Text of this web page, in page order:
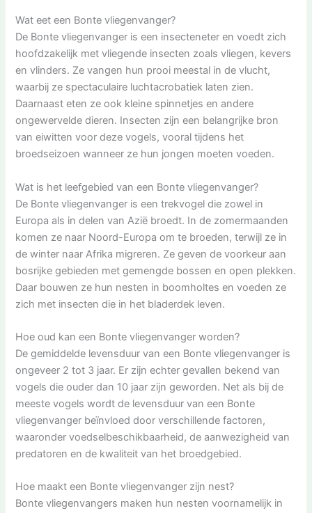
Wat eet een Bonte vliegenvanger?
De Bonte vliegenvanger is een insecteneter en voedt zich
hoofdzakelijk met vliegende insecten zoals vliegen, kevers
en vlinders. Ze vangen hun prooi meestal in de vlucht,
waarbij ze spectaculaire luchtacrobatiek laten zien.
Daarnaast eten ze ook kleine spinnetjes en andere
ongewervelde dieren. Insecten zijn een belangrijke bron
van eiwitten voor deze vogels, vooral tijdens het
broedseizoen wanneer ze hun jongen moeten voeden.
Wat is het leefgebied van een Bonte vliegenvanger?
De Bonte vliegenvanger is een trekvogel die zowel in
Europa als in delen van Azië broedt. In de zomermaanden
komen ze naar Noord-Europa om te broeden, terwijl ze in
de winter naar Afrika migreren. Ze geven de voorkeur aan
bosrijke gebieden met gemengde bossen en open plekken.
Daar bouwen ze hun nesten in boomholtes en voeden ze
zich met insecten die in het bladerdek leven.
Hoe oud kan een Bonte vliegenvanger worden?
De gemiddelde levensduur van een Bonte vliegenvanger is
ongeveer 2 tot 3 jaar. Er zijn echter gevallen bekend van
vogels die ouder dan 10 jaar zijn geworden. Net als bij de
meeste vogels wordt de levensduur van een Bonte
vliegenvanger beïnvloed door verschillende factoren,
waaronder voedselbeschikbaarheid, de aanwezigheid van
predatoren en de kwaliteit van het broedgebied.
Hoe maakt een Bonte vliegenvanger zijn nest?
Bonte vliegenvangers maken hun nesten voornamelijk in